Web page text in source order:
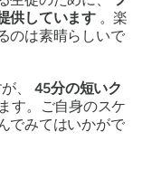
供しています 。楽
のは素晴らしいで
、 45分の短いク
す。ご自身のスケ
でみてはいかがで